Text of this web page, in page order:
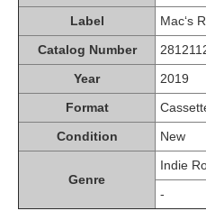
Label
Mac‘s
Catalog Number
Year
2019
Format
Condition
New
Genre
Indie
-